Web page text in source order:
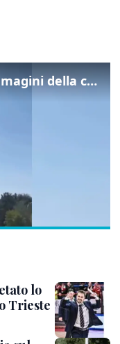
Incendio a Gardaland: le immagini della colonna di fumo
lo
Trieste